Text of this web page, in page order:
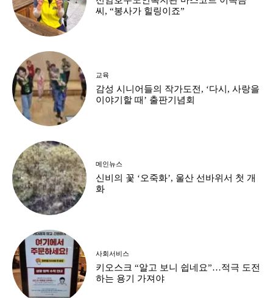
씨, “봉사가 힐링이죠”
교육
감성 시니어들의 작가도전, ‘다시, 사랑을
이야기할 때’ 출판기념회
메인뉴스
신비의 꽃 ‘오죽화’, 울산 선바위서 첫 개
화
사회서비스
키오스크 “알고 보니 쉽네요”…적극 도전
하는 용기 가져야